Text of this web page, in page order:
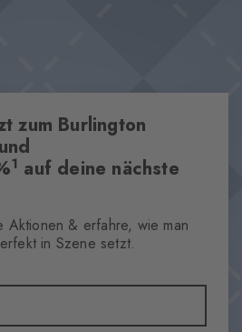
zum Burlington
1 auf deine nächste
Aktionen & erfahre, wie man
in Szene setzt.